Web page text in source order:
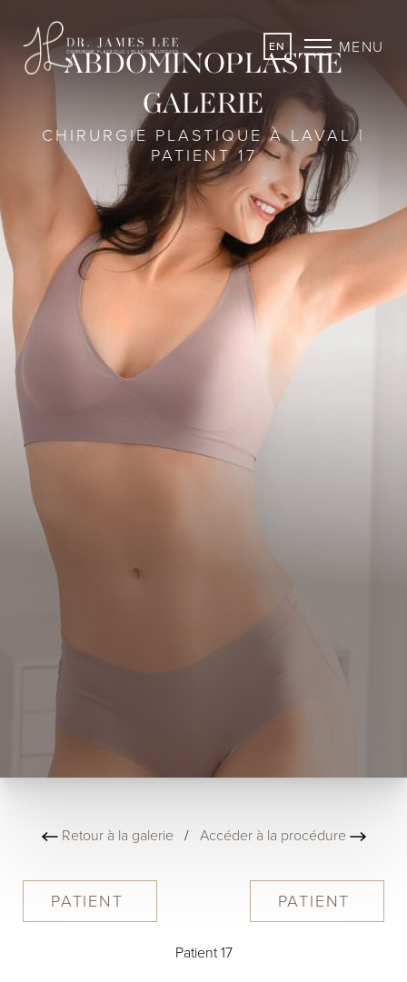
EN MENU
ABDOMINOPLASTIE
GALERIE
CHIRURGIE PLASTIQUE À LAVAL |
PATIENT 17
Retour à la galerie/ Accéder à la procédure
PATIENT
Patient 17
PATIENT